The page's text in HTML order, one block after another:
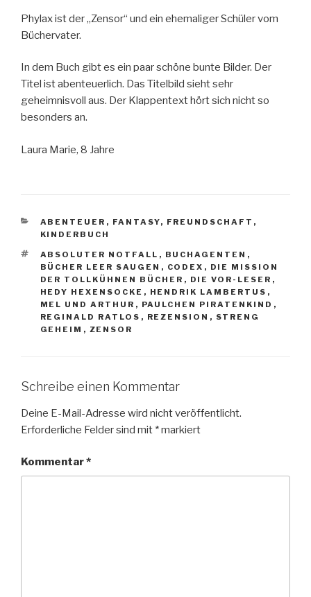
Phylax ist der „Zensor“ und ein ehemaliger Schüler vom
Büchervater.
In dem Buch gibt es ein paar schöne bunte Bilder. Der
Titel ist abenteuerlich. Das Titelbild sieht sehr
geheimnisvoll aus. Der Klappentext hört sich nicht so
besonders an.
Laura Marie, 8 Jahre
KATEGORIEN
ABENTEUER , FANTASY, FREUNDSCHAFT ,
KINDERBUCH
SCHLAGWÖRTER
ABSOLUTER NOTFALL , BUCHAGENTEN ,
BÜCHER LEER SAUGEN , CODEX , DIE MISSION
DER TOLLKÜHNEN BÜCHER , DIE VOR-LESER ,
HEDY HEXENSOCKE , HENDRIK LAMBERTUS ,
MEL UND ARTHUR , PAULCHEN PIRATENKIND ,
REGINALD RATLOS , REZENSION , STRENG
GEHEIM , ZENSOR
Schreibe einen Kommentar
Deine E-Mail-Adresse wird nicht veröffentlicht.
Erforderliche Felder sind mit *markiert
Kommentar*